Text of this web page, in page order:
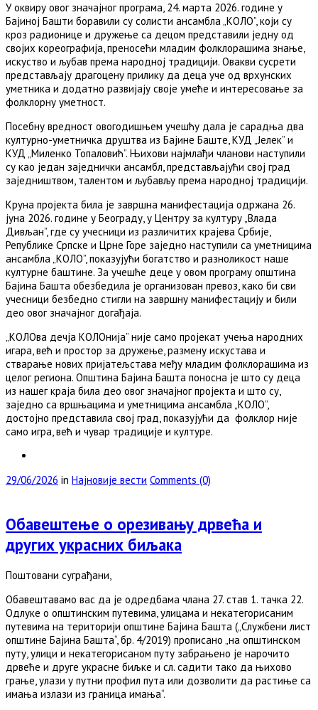
У оквиру овог значајног програма, 24. марта 2026. године у
Бајиној Башти боравили су солисти ансамбла „КОЛО”, који су
кроз радионице и дружење са децом представили једну од
својих кореографија, преносећи младим фолклорашима знање,
искуство и љубав према народној традицији. Овакви сусрети
представљају драгоцену прилику да деца уче од врхунских
уметника и додатно развијају своје умеће и интересовање за
фолклорну уметност.
Посебну вредност овогодишњем учешћу дала је сарадња два
културно-уметничка друштва из Бајине Баште, КУД „Јелек” и
КУД „Миленко Топаловић”. Њихови најмлађи чланови наступили
су као један заједнички ансамбл, представљајући свој град
заједништвом, талентом и љубављу према народној традицији.
Круна пројекта била је завршна манифестација одржана 26.
јуна 2026. године у Београду, у Центру за културу „Влада
Дивљан”, где су учесници из различитих крајева Србије,
Републике Српске и Црне Горе заједно наступили са уметницима
ансамбла „КОЛО”, показујући богатство и разноликост наше
културне баштине. За учешће деце у овом програму општина
Бајина Башта обезбедила је организован превоз, како би сви
учесници безбедно стигли на завршну манифестацију и били
део овог значајног догађаја.
„КОЛОва дечја КОЛОнија” није само пројекат учења народних
игара, већ и простор за дружење, размену искустава и
стварање нових пријатељстава међу младим фолклорашима из
целог региона. Општина Бајина Башта поносна је што су деца
из нашег краја била део овог значајног пројекта и што су,
заједно са вршњацима и уметницима ансамбла „КОЛО”,
достојно представила свој град, показујући да фолклор није
само игра, већ и чувар традиције и културе.
29/06/2026 in Најновије вести Comments (0)
Обавештење о орезивању дрвећа и
других украсних биљака
Поштовани суграђани,
Обавештавамо вас да је одредбама члана 27. став 1. тачка 22.
Одлуке о општинским путевима, улицама и некатегорисаним
путевима на територији општине Бајина Башта („Службени лист
општине Бајина Башта“, бр. 4/2019) прописано „на општинском
путу, улици и некатегорисаном путу забрањено је нарочито
дрвеће и друге украсне биљке и сл. садити тако да њихово
грање, улази у путни профил пута или дозволити да растиње са
имања излази из граница имања“.